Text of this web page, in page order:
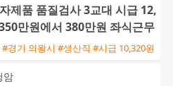
제품 품질검사 3교대 시급 12,
만원에서 380만원 좌식근무
#경기 의왕시 #생산직 #시급 10,320원
암